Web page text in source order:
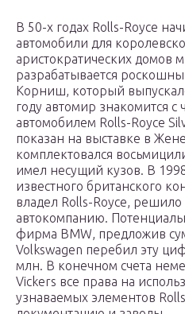
В 50-х годах Rolls-Royce
автомобили для
аристократических домов
разрабатывается
Корниш, который
году автомир знакомится
автомобилем Rolls-Royce
показан на выставке в
комплектовался
имел несущий кузов. В
известного британского
владел Rolls-Royce,
автокомпанию.
фирма BMW, предложив
Volkswagen перебил эту
млн. В конечном счета
Vickers все права на
узнаваемых элементов